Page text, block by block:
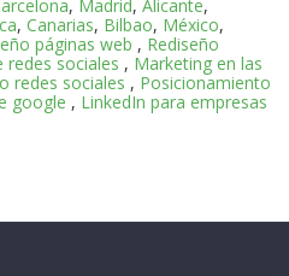
, Madrid,Alicante,
,Canarias, Bilbao, México,
páginas web , Rediseño
redes sociales , Marketing en las
redes sociales , Posicionamiento
google , LinkedIn para empresas